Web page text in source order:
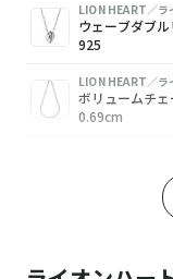
LION HEART／ラ
ウェーブダブ
925
LION HEART／ラ
ボリュームチ
0.69cm
“LEO”フラワ
LION HEART／